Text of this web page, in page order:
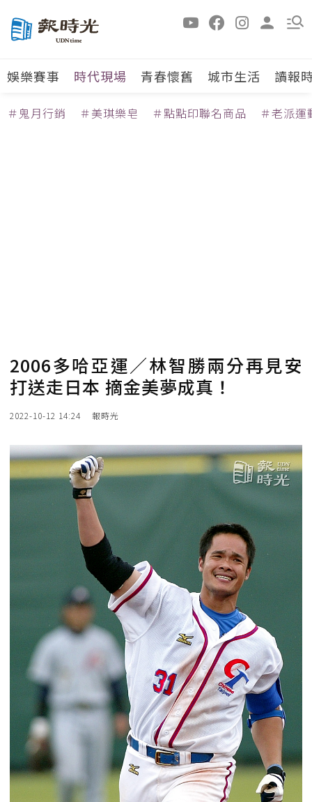
娛樂賽事 時代現場 青春懷舊 城市生活 讀報
＃鬼月行銷 ＃美琪樂皂 ＃點點印聯名商品 ＃老派運
2006多哈亞運／林智勝兩分再見安
打送走日本 摘金美夢成真！
2022-10-12 14:24 報時光